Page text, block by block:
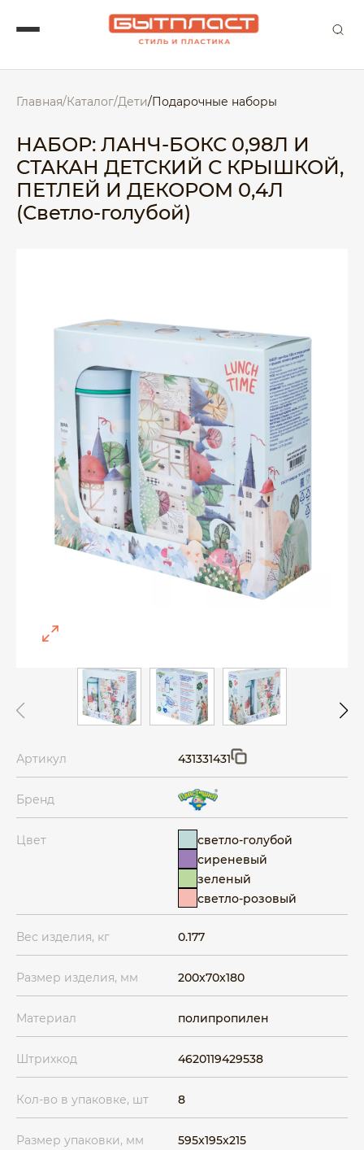
Главная/Каталог/Дети/Подарочные наборы
НАБОР: ЛАНЧ-БОКС 0,98Л И
СТАКАН ДЕТСКИЙ С КРЫШКОЙ,
ПЕТЛЕЙ И ДЕКОРОМ 0,4Л
(Светло-голубой)
Артикул 431331431
Бренд
Цвет
светло-голубой
сиреневый
зеленый
светло-розовый
Вес изделия, кг 0.177
Размер изделия, мм 200x70x180
Материал полипропилен
Штрихкод 4620119429538
Кол-во в упаковке, шт 8
Размер упаковки, мм 595x195x215